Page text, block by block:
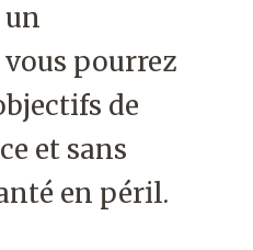
pourrez
de
et sans
en péril.